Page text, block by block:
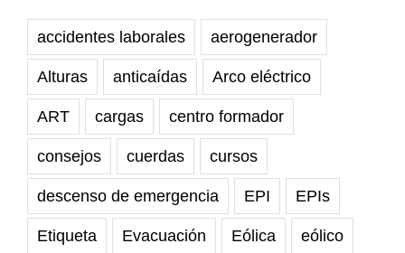
accidentes laborales aerogenerador
Alturas anticaídas Arco eléctrico
ART cargas centro formador
consejos cuerdas cursos
descenso de emergencia EPI EPIs
Etiqueta Evacuación Eólica eólico